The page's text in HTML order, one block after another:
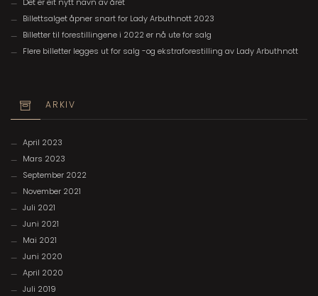
Det er eit nytt navn av året
Billettsalget åpner snart for Lady Arbuthnott 2023
Billetter til forestillingene i 2022 er nå ute for salg
Flere billetter legges ut for salg -og ekstraforestilling av Lady Arbuthnott
ARKIV
April 2023
Mars 2023
September 2022
November 2021
Juli 2021
Juni 2021
Mai 2021
Juni 2020
April 2020
Juli 2019